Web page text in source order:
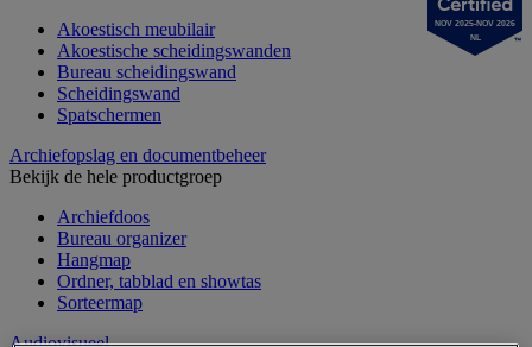
Akoestisch meubilair
Akoestische scheidingswanden
Bureau scheidingswand
Scheidingswand
Spatschermen
Archiefopslag en documentbeheer
Bekijk de hele productgroep
Archiefdoos
Bureau organizer
Hangmap
Ordner, tabblad en showtas
Sorteermap
Audiovisueel
NOV 2025-NOV 2026
NL